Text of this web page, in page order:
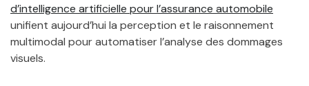
d’intelligence artificielle pour l’assurance automobile
unifient aujourd’hui la perception et le raisonnement
multimodal pour automatiser l’analyse des dommages
visuels.